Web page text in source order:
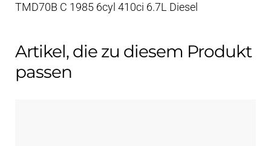
TMD70B C 1985 6cyl 410ci 6.7L Diesel
Artikel, die zu diesem Produkt
passen